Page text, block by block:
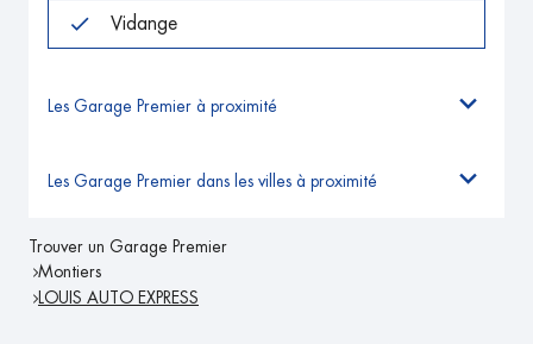
Vidange
Les Garage Premier à proximité
Les Garage Premier dans les villes à proximité
Trouver un Garage Premier
Montiers
LOUIS AUTO EXPRESS